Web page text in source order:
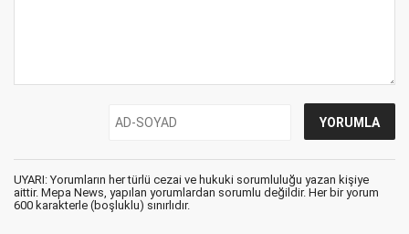
UYARI: Yorumların her türlü cezai ve hukuki sorumluluğu yazan kişiye
aittir. Mepa News, yapılan yorumlardan sorumlu değildir. Her bir yorum
600 karakterle (boşluklu) sınırlıdır.